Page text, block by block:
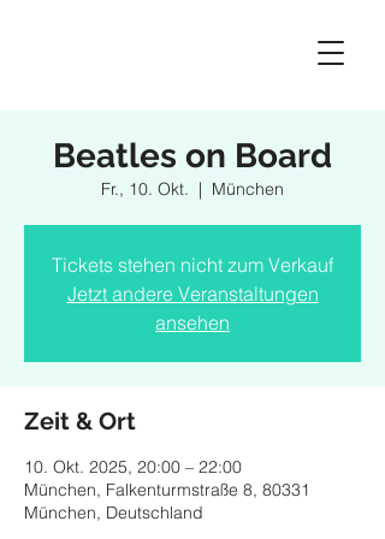
Beatles on Board
Fr., 10. Okt.
  |
München
Tickets stehen nicht zum Verkauf
Jetzt andere Veranstaltungen
ansehen
Zeit & Ort
10. Okt. 2025, 20:00 – 22:00
München, Falkenturmstraße 8, 80331
München, Deutschland